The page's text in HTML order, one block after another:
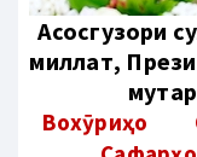
Aсосгузори
миллат,
Вохӯриҳо